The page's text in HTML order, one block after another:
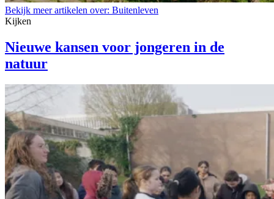
Bekijk meer artikelen over: Buitenleven
Kijken
Nieuwe kansen voor jongeren in de
natuur